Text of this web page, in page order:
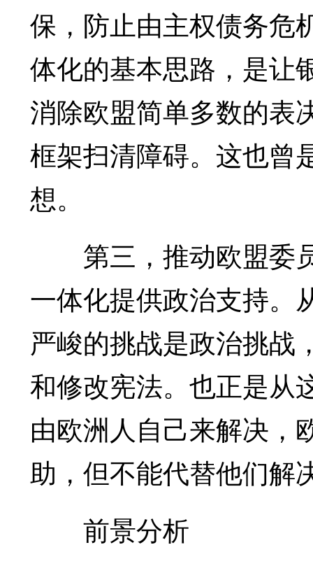
保，防止由主权债务危
体化的基本思路，是让
消除欧盟简单多数的表
框架扫清障碍。这也曾
想。
第三，推动欧盟委
一体化提供政治支持。
严峻的挑战是政治挑战
和修改宪法。也正是从
由欧洲人自己来解决，
助，但不能代替他们解
前景分析